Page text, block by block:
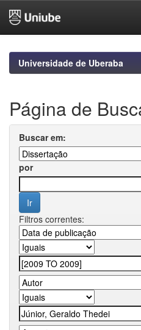
navigationUniversidade de Uberaba
Página de
Buscar em:
por
Filtros correntes: